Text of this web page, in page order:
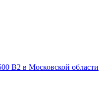
В2 в Московской области